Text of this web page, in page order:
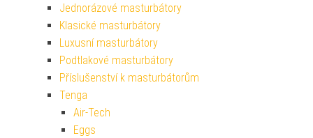
Jednorázové masturbátory
Klasické masturbátory
Luxusní masturbátory
Podtlakové masturbátory
Příslušenství k masturbátorům
Tenga
Air-Tech
Eggs